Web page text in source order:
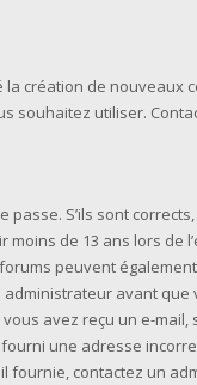
création de nouveaux
souhaitez utiliser.
S’ils sont
moins de 13 ans lors de
peuvent
avant
avez reçu un e-
une adresse
fournie, contactez un